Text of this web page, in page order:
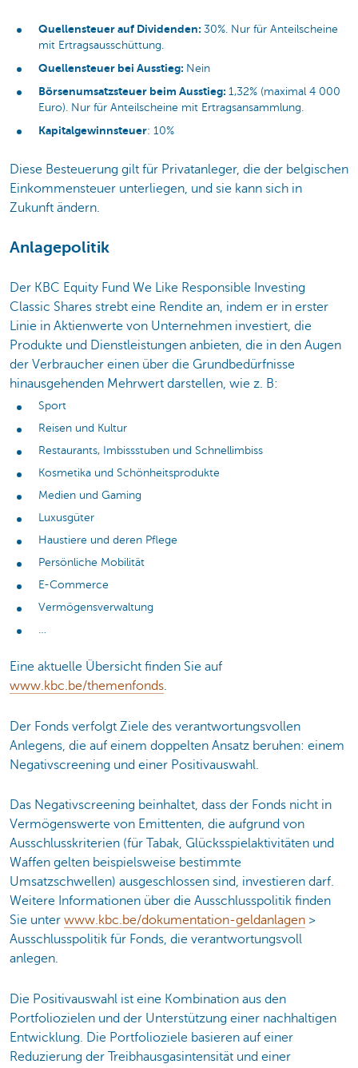
Quellensteuer auf Dividenden: 30%. Nur für Anteilscheine
mit Ertragsausschüttung.
Quellensteuer bei Ausstieg: Nein
Börsenumsatzsteuer beim Ausstieg: 1,32% (maximal 4 000
Euro). Nur für Anteilscheine mit Ertragsansammlung.
Kapitalgewinnsteuer: 10%
Diese Besteuerung gilt für Privatanleger, die der belgischen
Einkommensteuer unterliegen, und sie kann sich in
Zukunft ändern.
Anlagepolitik
Der KBC Equity Fund We Like Responsible Investing
Classic Shares strebt eine Rendite an, indem er in erster
Linie in Aktienwerte von Unternehmen investiert, die
Produkte und Dienstleistungen anbieten, die in den Augen
der Verbraucher einen über die Grundbedürfnisse
hinausgehenden Mehrwert darstellen, wie z. B:
Sport
Reisen und Kultur
Restaurants, Imbissstuben und Schnellimbiss
Kosmetika und Schönheitsprodukte
Medien und Gaming
Luxusgüter
Haustiere und deren Pflege
Persönliche Mobilität
E-Commerce
Vermögensverwaltung
…
Eine aktuelle Übersicht finden Sie auf
www.kbc.be/themenfonds.
Der Fonds verfolgt Ziele des verantwortungsvollen
Anlegens, die auf einem doppelten Ansatz beruhen: einem
Negativscreening und einer Positivauswahl.
Das Negativscreening beinhaltet, dass der Fonds nicht in
Vermögenswerte von Emittenten, die aufgrund von
Ausschlusskriterien (für Tabak, Glücksspielaktivitäten und
Waffen gelten beispielsweise bestimmte
Umsatzschwellen) ausgeschlossen sind, investieren darf.
Weitere Informationen über die Ausschlusspolitik finden
Sie unter www.kbc.be/dokumentation-geldanlagen >
Ausschlusspolitik für Fonds, die verantwortungsvoll
anlegen.
Die Positivauswahl ist eine Kombination aus den
Portfoliozielen und der Unterstützung einer nachhaltigen
Entwicklung. Die Portfolioziele basieren auf einer
Reduzierung der Treibhausgasintensität und einer